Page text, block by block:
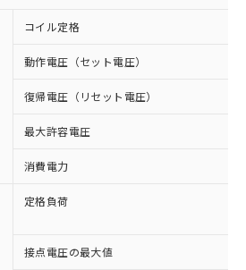
コイル定格
動作電圧（セット電圧）
復帰電圧（リセット電圧）
最大許容電圧
消費電力
定格負荷
接点電圧の最大値